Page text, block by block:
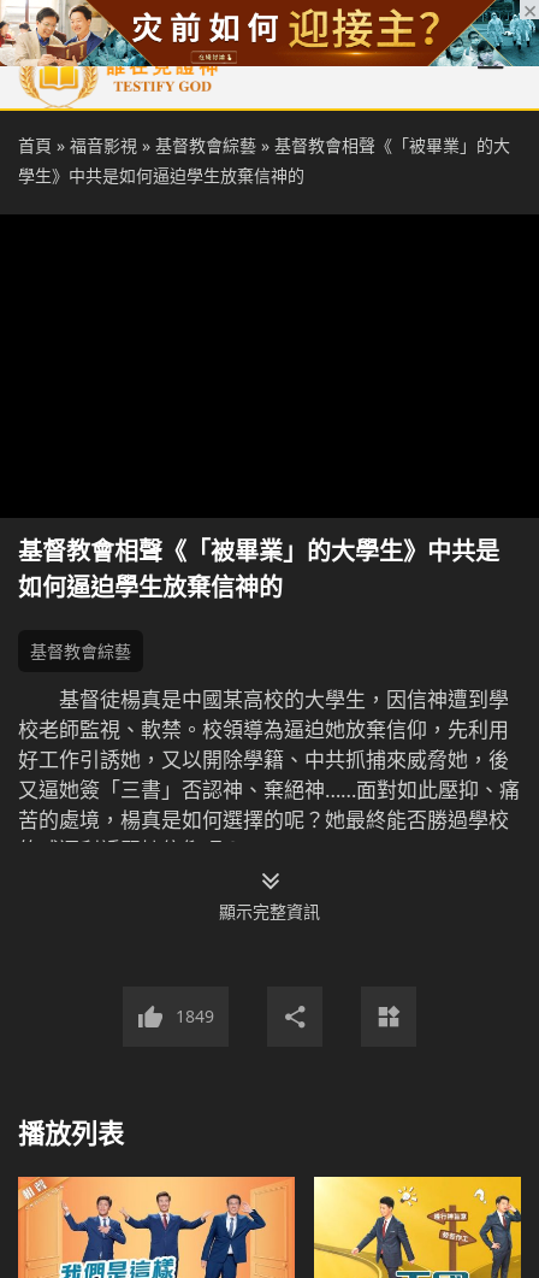
首頁 每日靈糧 天國福音 基督徒見證 信仰解答 聖經
首頁 » 福音影視 » 基督教會綜藝 » 基督教會相聲《「被畢業」的大
學生》中共是如何逼迫學生放棄信神的
基督教會相聲《「被畢業」的大學生》中共是
如何逼迫學生放棄信神的
基督教會綜藝
基督徒楊真是中國某高校的大學生，因信神遭到學
校老師監視、軟禁。校領導為逼迫她放棄信仰，先利用
好工作引誘她，又以開除學籍、中共抓捕來威脅她，後
又逼她簽「三書」否認神、棄絕神……面對如此壓抑、痛
苦的處境，楊真是如何選擇的呢？她最終能否勝過學校
的威逼利誘堅持信仰呢？
為您精彩推薦：
顯示完整資訊
1849
播放列表